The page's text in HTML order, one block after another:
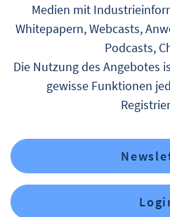
Medien mit
Whitepapern, Webcasts,
Podcasts,
Die Nutzung des Angebotes
gewisse Funktionen